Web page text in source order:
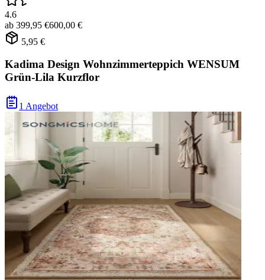
4.6
ab 399,95 €600,00 €
5,95 €
Kadima Design Wohnzimmerteppich WENSUM
Grün-Lila Kurzflor
1 Angebot